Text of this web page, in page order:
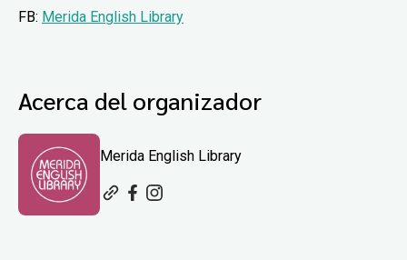
FB: Merida English Library
Acerca del organizador
Merida English Library